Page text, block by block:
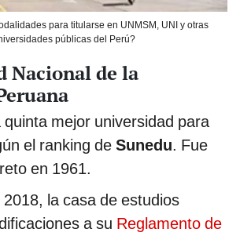
para titularse en UNMSM, UNI y otras
públicas del Perú?
Nacional de la
quinta mejor universidad para
el ranking de Sunedu. Fue
en 1961.
la casa de estudios
a su Reglamento de